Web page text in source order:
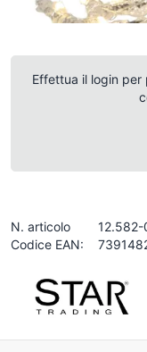
Effettua il login per
N. articolo
12.582-
Codice EAN: